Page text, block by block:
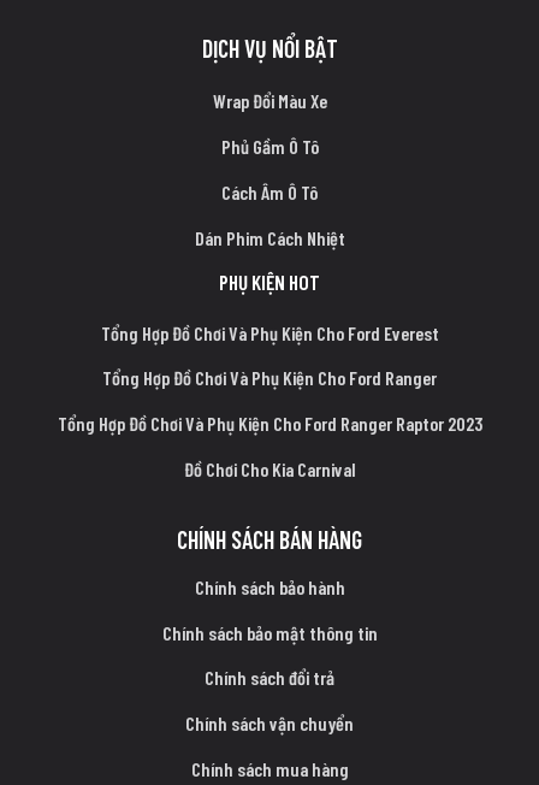
DỊCH VỤ NỔI BẬT
Wrap Đổi Màu Xe
Phủ Gầm Ô Tô
Cách Âm Ô Tô
Dán Phim Cách Nhiệt
PHỤ KIỆN HOT
Tổng Hợp Đồ Chơi Và Phụ Kiện Cho Ford Everest
Tổng Hợp Đồ Chơi Và Phụ Kiện Cho Ford Ranger
Tổng Hợp Đồ Chơi Và Phụ Kiện Cho Ford Ranger Raptor 2023
Đồ Chơi Cho Kia Carnival
CHÍNH SÁCH BÁN HÀNG
Chính sách bảo hành
Chính sách bảo mật thông tin
Chính sách đổi trả
Chính sách vận chuyển
Chính sách mua hàng